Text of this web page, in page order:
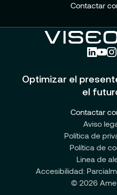
Contactar
Optimizar el
el
Contactar
Aviso
Política de
Política de
Linea de
Accesibilidad:
© 2026